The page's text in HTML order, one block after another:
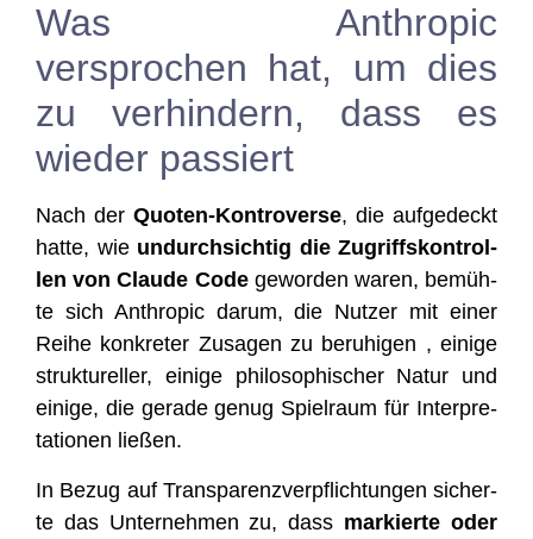
Was Anthropic
versprochen hat, um dies
zu verhindern, dass es
wieder passiert
Nach der Quo­ten-Kon­tro­ver­se, die auf­ge­deckt
hat­te, wie undurch­sich­tig die Zugriffs­kon­trol­
len von Clau­de Codegewor­den waren, bemüh­
te sich Anthro­pic dar­um, die Nut­zer mit einer
Rei­he kon­kre­ter Zusa­gen zu beru­hi­gen , eini­ge
struk­tu­rel­ler, eini­ge phi­lo­so­phi­scher Natur und
eini­ge, die gera­de genug Spiel­raum für Inter­pre­
ta­tio­nen ließen.
In Bezug auf Trans­pa­renz­ver­pflich­tun­gen sicher­
te das Unter­neh­men zu, dass mar­kier­te oder